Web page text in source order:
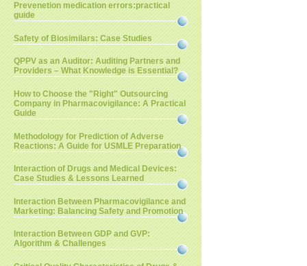
Prevenetion medication errors:practical
guide
Safety of Biosimilars: Case Studies
QPPV as an Auditor: Auditing Partners and
Providers – What Knowledge is Essential?
How to Choose the "Right" Outsourcing
Company in Pharmacovigilance: A Practical
Guide
Methodology for Prediction of Adverse
Reactions: A Guide for USMLE Preparation
Interaction of Drugs and Medical Devices:
Case Studies & Lessons Learned
Interaction Between Pharmacovigilance and
Marketing: Balancing Safety and Promotion
Interaction Between GDP and GVP:
Algorithm & Challenges